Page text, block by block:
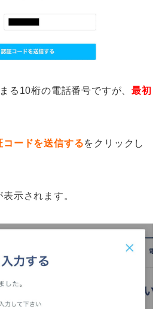
る10桁の電話番号ですが、最初
コードを送信するをクリックし
示されます。